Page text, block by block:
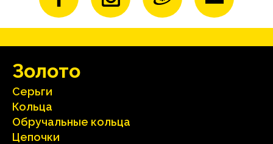
Зoлoтo
Серьги
Кольца
Oбручальные кольца
Цепочки